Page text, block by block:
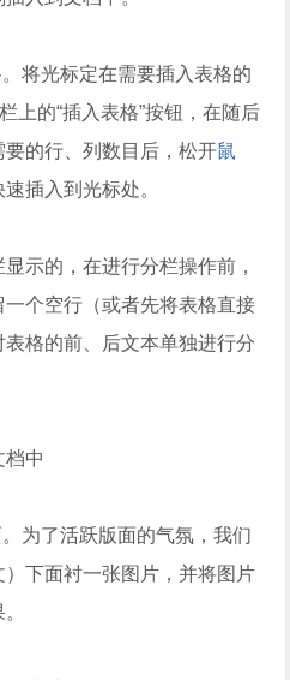
光标定在需要插入表格的
上的“插入表格”按钮，在随后
的行、列数目后，松开鼠
插入到光标处。
的，在进行分栏操作前，
个空行（或者先将表格直接
格的前、后文本单独进行分
中
了活跃版面的气氛，我们
下面衬一张图片，并将图片